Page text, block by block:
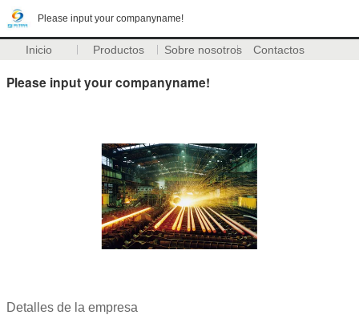
Please input your companyname!
Inicio Productos Sobre nosotros Contactos
Please input your companyname!
Detalles de la empresa